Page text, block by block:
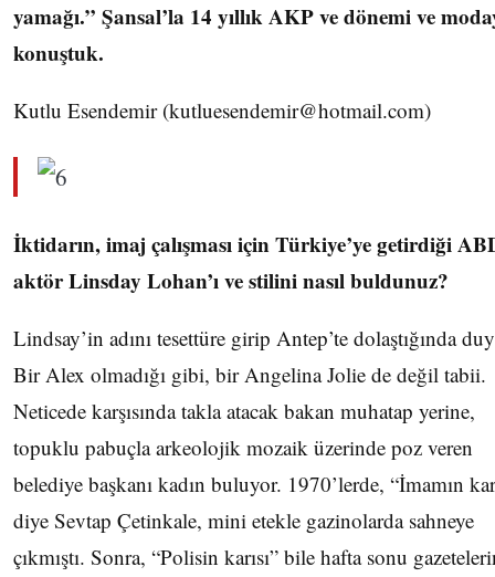
yamağı.” Şansal’la 14 yıllık AKP ve dönemi ve
konuştuk.
Kutlu Esendemir (kutluesendemir@hotmail.com)
İktidarın, imaj çalışması için Türkiye’ye getirdiği
aktör Linsday Lohan’ı ve stilini nasıl buldunuz?
Lindsay’in adını tesettüre girip Antep’te dolaştığında
Bir Alex olmadığı gibi, bir Angelina Jolie de değil tabii.
Neticede karşısında takla atacak bakan muhatap yerine,
topuklu pabuçla arkeolojik mozaik üzerinde poz veren
belediye başkanı kadın buluyor. 1970’lerde, “İmamın
diye Sevtap Çetinkale, mini etekle gazinolarda sahneye
çıkmıştı. Sonra, “Polisin karısı” bile hafta sonu